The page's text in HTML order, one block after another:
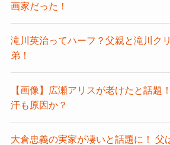
画家だった！
滝川英治ってハーフ？父親と滝川ク
弟！
【画像】広瀬アリスが老けたと話題
汗も原因か？
大倉忠義の実家が凄いと話題に！ 父